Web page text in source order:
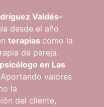
Valdés-
desde el año
terapias como la
de pareja.
psicólogo en Las
valores
la
del cliente,